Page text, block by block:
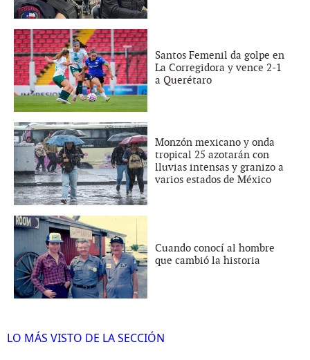
Santos Femenil da golpe en
La Corregidora y vence 2-1
a Querétaro
Monzón mexicano y onda
tropical 25 azotarán con
lluvias intensas y granizo a
varios estados de México
Cuando conocí al hombre
que cambió la historia
LO MÁS VISTO DE LA SECCIÓN